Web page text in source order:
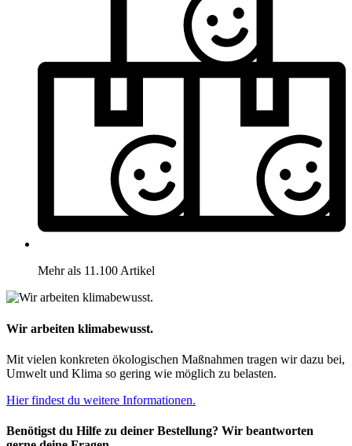
Mehr als 11.100 Artikel
Wir arbeiten klimabewusst.
Mit vielen konkreten ökologischen Maßnahmen tragen wir dazu bei,
Umwelt und Klima so gering wie möglich zu belasten.
Hier findest du weitere Informationen.
Benötigst du Hilfe zu deiner Bestellung? Wir beantworten